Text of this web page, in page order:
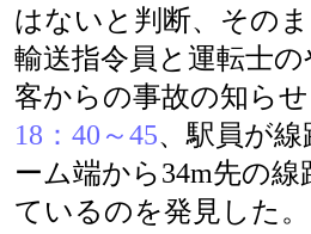
はないと判断、その
輸送指令員と運転士
客からの事故の知ら
18：40～45、駅員が
ーム端から34m先の
ているのを発見した。